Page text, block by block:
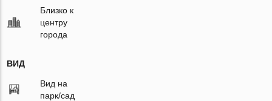
Близко к
центру
города
ВИД
Вид на
парк/сад